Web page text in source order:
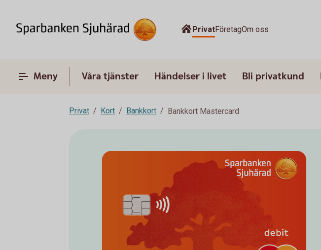
PrivatFöretagOm oss
Meny Våra tjänster Händelser i livet Bli privatkund
Privat Kort Bankkort Bankkort Mastercard